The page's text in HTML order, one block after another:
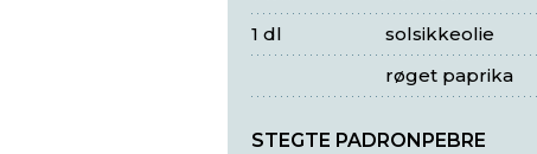
solsikkeolie
1 dl
røget paprika
STEGTE PADRONPEBRE